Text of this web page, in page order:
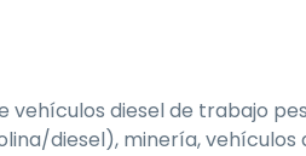
diesel de trabajo
diesel), minería,